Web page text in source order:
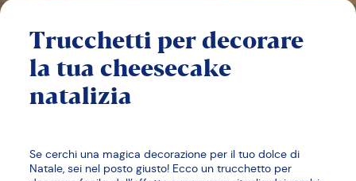
Trucchetti per decorare
la tua cheesecake
natalizia
Se cerchi una magica decorazione per il tuo dolce di
Natale, sei nel posto giusto! Ecco un trucchetto per